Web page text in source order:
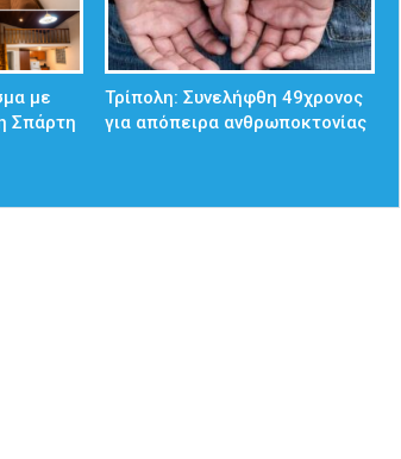
με
Σπάρτη
Τρίπολη: Συνελήφθη 49χρονος
για απόπειρα ανθρωποκτονίας